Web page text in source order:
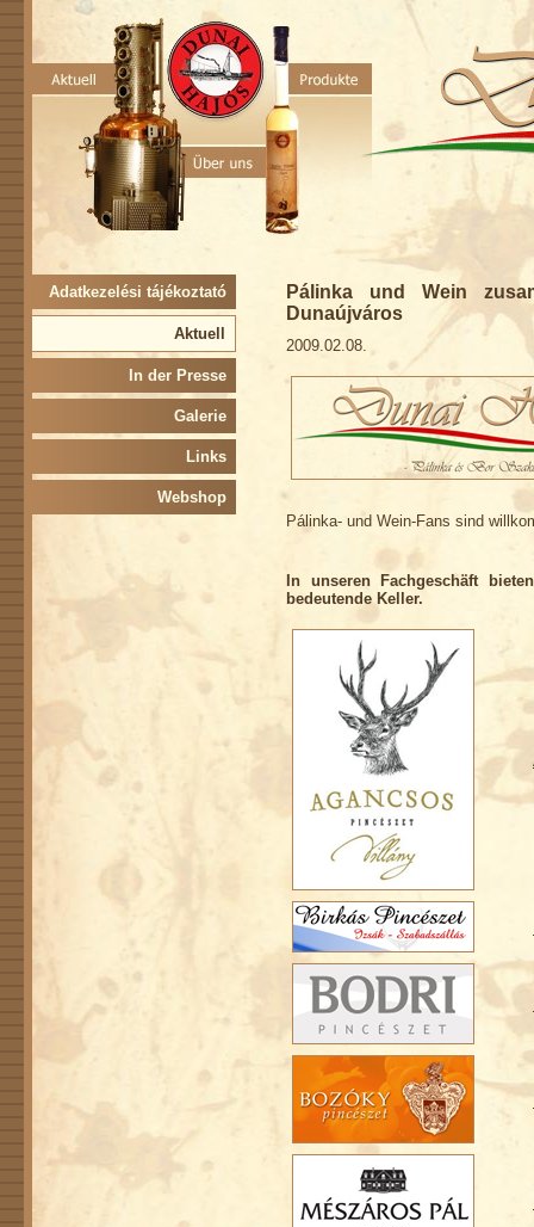
Adatkezelési tájékoztató
Aktuell
In der Presse
Galerie
Links
Webshop
Pálinka und Wein
Dunaújváros
2009.02.08.
Pálinka- und Wein-Fans sind
In unseren Fachgeschäft
bedeutende Keller.